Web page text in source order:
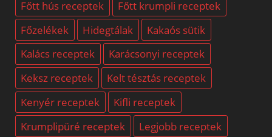
Főtt hús receptek
Főtt krumpli receptek
Főzelékek
Hidegtálak
Kakaós sütik
Kalács receptek
Karácsonyi receptek
Keksz receptek
Kelt tésztás receptek
Kenyér receptek
Kifli receptek
Krumplipüré receptek
Legjobb receptek